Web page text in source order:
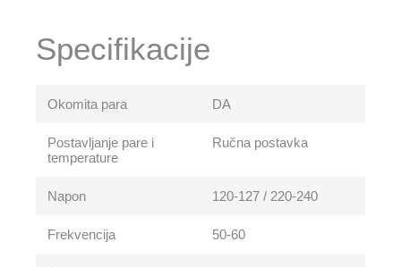
Specifikacije
Okomita para DA
Postavljanje pare i
temperature
Ručna postavka
Napon 120-127 / 220-240
Frekvencija 50-60